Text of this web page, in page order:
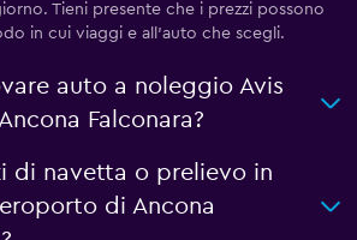
Tieni presente che i prezzi possono
in cui viaggi e all'auto che scegli.
auto a noleggio Avis
Falconara?
di navetta o prelievo in
di Ancona